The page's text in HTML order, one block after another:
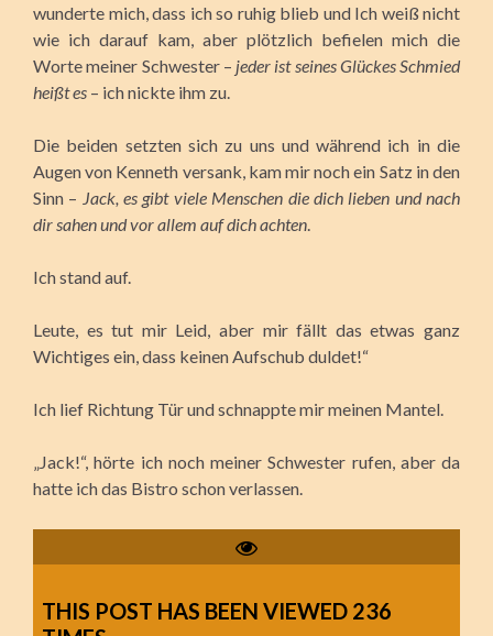
wunderte mich, dass ich so ruhig blieb und Ich weiß nicht
wie ich darauf kam, aber plötzlich befielen mich die
Worte meiner Schwester – jeder ist seines Glückes Schmied
heißt es – ich nickte ihm zu.
Die beiden setzten sich zu uns und während ich in die
Augen von Kenneth versank, kam mir noch ein Satz in den
Sinn – Jack, es gibt viele Menschen die dich lieben und nach
dir sahen und vor allem auf dich achten
Ich stand auf.
Leute, es tut mir Leid, aber mir fällt das etwas ganz
Wichtiges ein, dass keinen Aufschub duldet!“
Ich lief Richtung Tür und schnappte mir meinen Mantel.
„Jack!“, hörte ich noch meiner Schwester rufen, aber da
hatte ich das Bistro schon verlassen.
THIS POST HAS BEEN VIEWED 236